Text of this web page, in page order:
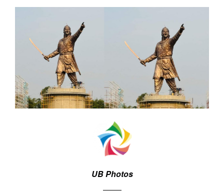
UB Photos